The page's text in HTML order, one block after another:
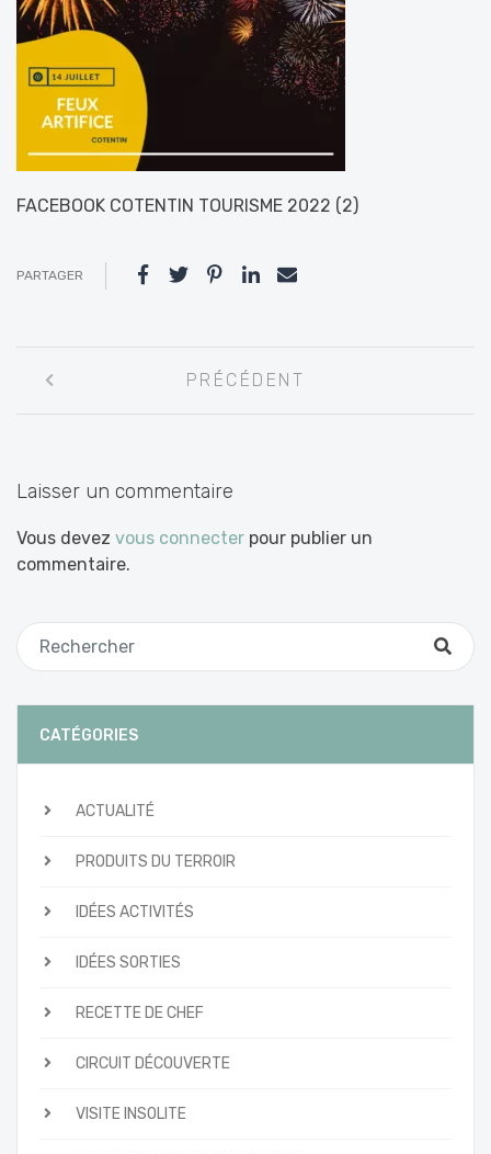
FACEBOOK COTENTIN TOURISME 2022 (2)
PARTAGER
entre
PRÉCÉDENT
Laisser un commentaire
Vous devez vous connecter pour publier un
commentaire.
CATÉGORIES
ACTUALITÉ
PRODUITS DU TERROIR
IDÉES ACTIVITÉS
IDÉES SORTIES
RECETTE DE CHEF
CIRCUIT DÉCOUVERTE
VISITE INSOLITE